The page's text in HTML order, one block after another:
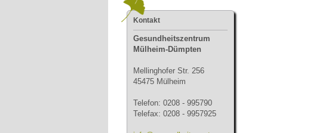
Kontakt
Gesundheitszentrum
Mülheim-Dümpten
Mellinghofer Str. 256
45475 Mülheim
Telefon: 0208 - 995790
Telefax: 0208 - 9957925